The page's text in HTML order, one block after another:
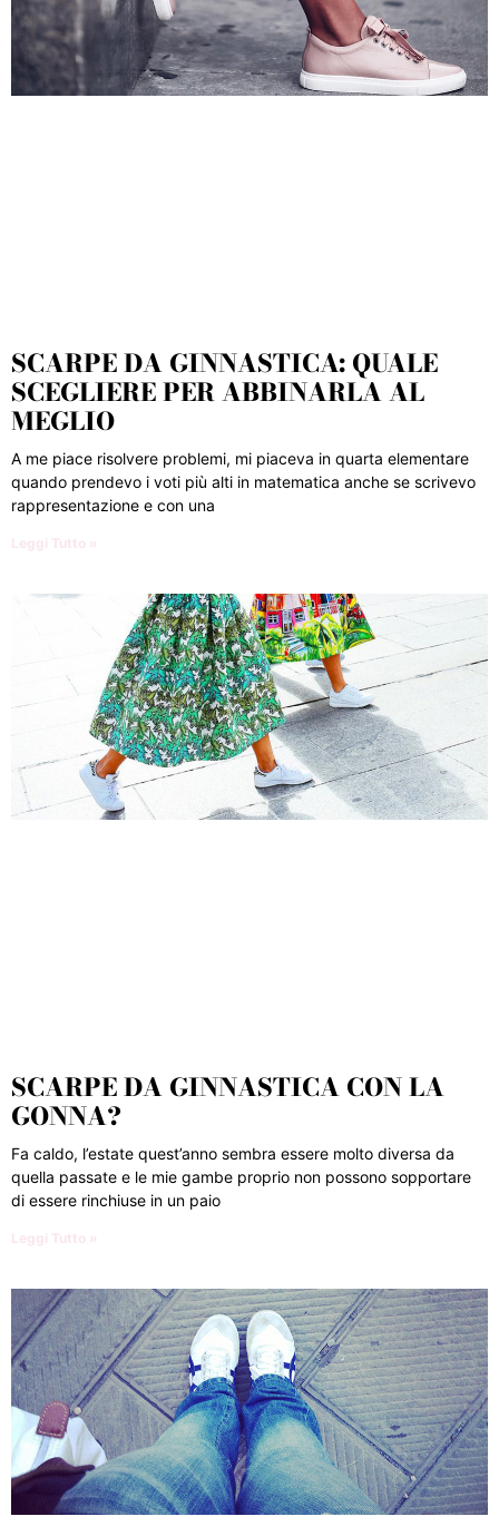
SCARPE DA GINNASTICA: QUALE
SCEGLIERE PER ABBINARLA AL
MEGLIO
A me piace risolvere problemi, mi piaceva in quarta elementare
quando prendevo i voti più alti in matematica anche se scrivevo
rappresentazione e con una
Leggi Tutto »
SCARPE DA GINNASTICA CON LA
GONNA?
Fa caldo, l’estate quest’anno sembra essere molto diversa da
quella passate e le mie gambe proprio non possono sopportare
di essere rinchiuse in un paio
Leggi Tutto »